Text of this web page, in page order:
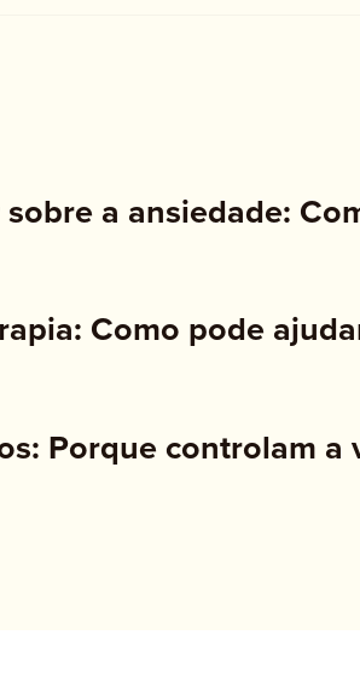
a ansiedade:
Como pode
Porque controlam a